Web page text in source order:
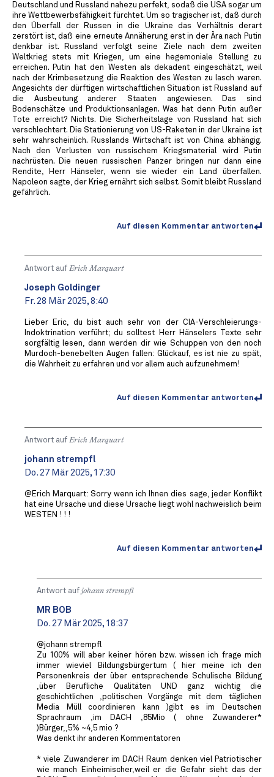
Deutschland und Russland nahezu perfekt, sodaß die USA sogar um
ihre Wettbewerbsfähigkeit fürchtet. Um so tragischer ist, daß durch
den Überfall der Russen in die Ukraine das Verhältnis derart
zerstört ist, daß eine erneute Annäherung erst in der Ära nach Putin
denkbar ist. Russland verfolgt seine Ziele nach dem zweiten
Weltkrieg stets mit Kriegen, um eine hegemoniale Stellung zu
erreichen. Putin hat den Westen als dekadent eingeschätzt, weil
nach der Krimbesetzung die Reaktion des Westen zu lasch waren.
Angesichts der dürftigen wirtschaftlichen Situation ist Russland auf
die Ausbeutung anderer Staaten angewiesen. Das sind
Bodenschätze und Produktionsanlagen. Was hat denn Putin außer
Tote erreicht? Nichts. Die Sicherheitslage von Russland hat sich
verschlechtert. Die Stationierung von US-Raketen in der Ukraine ist
sehr wahrscheinlich. Russlands Wirtschaft ist von China abhängig.
Nach den Verlusten von russischem Kriegsmaterial wird Putin
nachrüsten. Die neuen russischen Panzer bringen nur dann eine
Rendite, Herr Hänseler, wenn sie wieder ein Land überfallen.
Napoleon sagte, der Krieg ernährt sich selbst. Somit bleibt Russland
gefährlich.
Auf diesen Kommentar antworten
Antwort auf Erich Marquart
Joseph Goldinger
Fr. 28 Mär 2025, 8:40
Lieber Eric, du bist auch sehr von der CIA-Verschleierungs-
Indoktrination verführt; du solltest Herr Hänselers Texte sehr
sorgfältig lesen, dann werden dir wie Schuppen von den noch
Murdoch-benebelten Augen fallen: Glückauf, es ist nie zu spät,
die Wahrheit zu erfahren und vor allem auch aufzunehmem!
Auf diesen Kommentar antworten
Antwort auf Erich Marquart
johann strempfl
Do. 27 Mär 2025, 17:30
@Erich Marquart: Sorry wenn ich Ihnen dies sage, jeder Konflikt
hat eine Ursache und diese Ursache liegt wohl nachweislich beim
WESTEN ! ! !
Auf diesen Kommentar antworten
Antwort auf johann strempfl
MR BOB ️
Do. 27 Mär 2025, 18:37
@johann strempfl
Zu 100% will aber keiner hören bzw. wissen ich frage mich
immer wieviel Bildungsbürgertum ( hier meine ich den
Personenkreis der über entsprechende Schulische Bildung
,über Berufliche Qualitäten UND ganz wichtig die
geschichtlichen ,politischen Vorgänge mit dem täglichen
Media Müll coordinieren kann )gibt es im Deutschen
Sprachraum ,im DACH ,85Mio ( ohne Zuwanderer*
)Bürger,,5% ~4,5 mio ?
Was denkt ihr anderen Kommentatoren
* viele Zuwanderer im DACH Raum denken viel Patriotischer
wie manch Einheimischer,weil er die Gefahr sieht das der